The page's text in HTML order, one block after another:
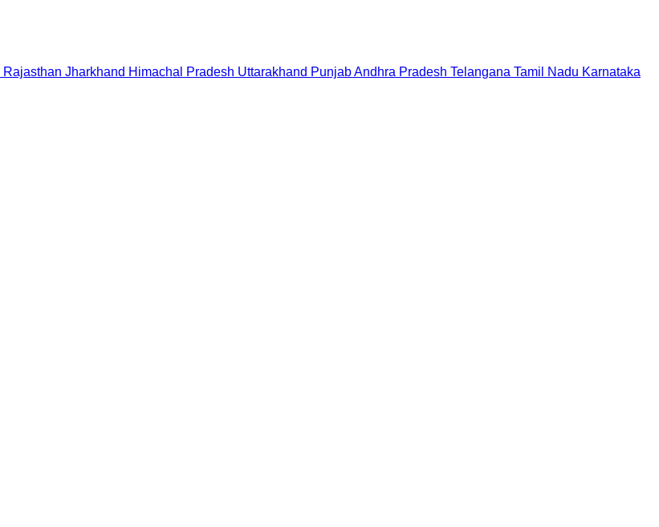
Rajasthan Jharkhand Himachal Pradesh Uttarakhand PunjabAndhra Pradesh Telangana Tamil Nadu Karnataka